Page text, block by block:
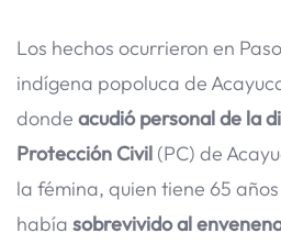
Los hechos ocurrieron en
indígena popoluca de
donde acudió personal de la
Protección Civil (PC) de
la fémina, quien tiene 65
había sobrevivido al